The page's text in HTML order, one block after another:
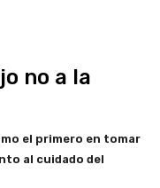
no a la
el primero en tomar
al cuidado del